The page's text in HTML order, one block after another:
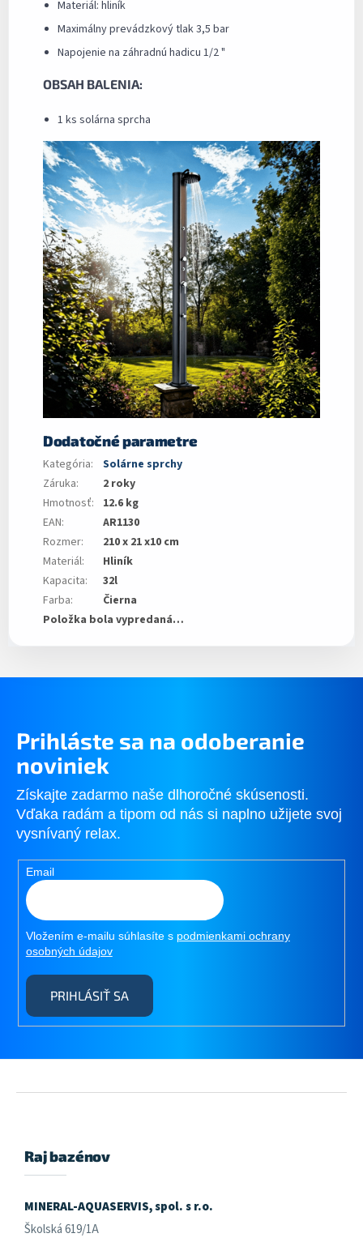
Materiál: hliník
Maximálny prevádzkový tlak 3,5 bar
Napojenie na záhradnú hadicu 1/2 "
OBSAH BALENIA:
1 ks solárna sprcha
Dodatočné parametre
Kategória:
Solárne sprchy
Záruka:
2 roky
Hmotnosť:
12.6 kg
EAN:
AR1130
Rozmer:
210 x 21 x10 cm
Materiál:
Hliník
Kapacita:
32l
Farba:
Čierna
Položka bola vypredaná…
Prihláste sa na odoberanie
noviniek
Získajte zadarmo naše dlhoročné skúsenosti.
Vďaka radám a tipom od nás si naplno užijete svoj
vysnívaný relax.
Email
Vložením e-mailu súhlasíte s podmienkami ochrany
osobných údajov
PRIHLÁSIŤ SA
Raj bazénov
MINERAL-AQUASERVIS, spol. s r.o.
Školská 619/1A